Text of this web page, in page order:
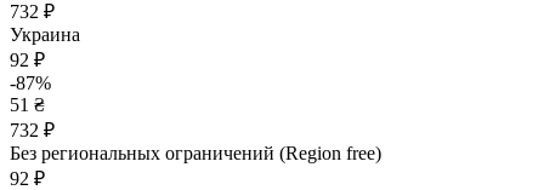
732 ₽
Украина
92 ₽
-87%
51 ₴
732 ₽
Без региональных ограничений (Region free)
92 ₽